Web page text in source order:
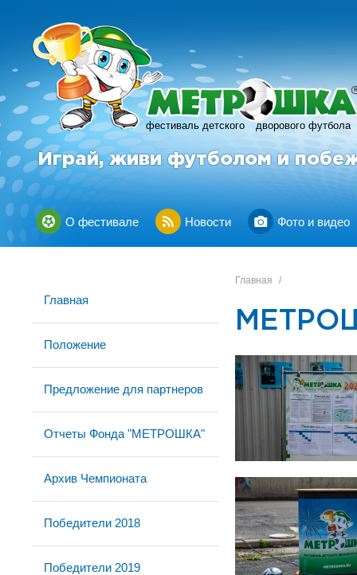
фестиваль детского дворового футбола
R
Играй, живи футболом и
О фестивале Новости Фото и видео
Главная
Положение
Предложение для партнеров
Отчеты Фонда "МЕТРОШКА"
Архив Чемпионата
Победители 2018
Победители 2019
Главная /